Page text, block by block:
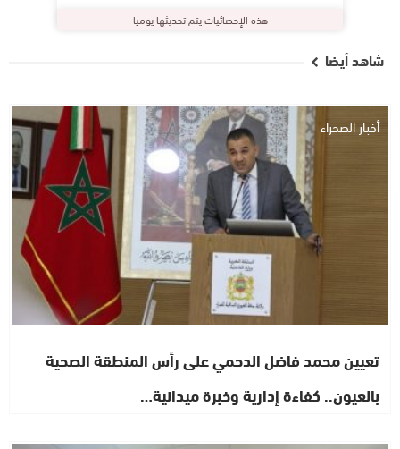
هذه الإحصائيات يتم تحديثها يوميا
شاهد أيضا
أخبار الصحراء
تعيين محمد فاضل الدحمي على رأس المنطقة الصحية
بالعيون.. كفاءة إدارية وخبرة ميدانية…